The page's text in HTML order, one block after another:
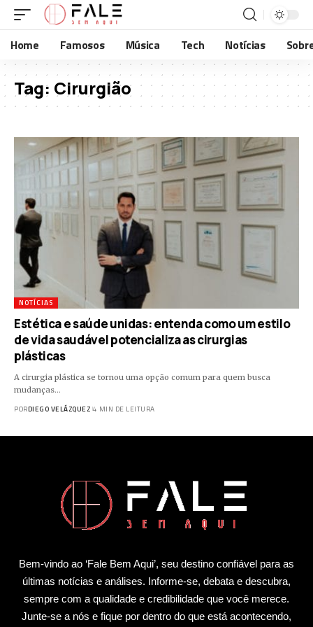
Home Famosos Música Tech Notícias
Tag: Cirurgião
NOTÍCIAS
Estética e saúde unidas: entenda como um estilo
de vida saudável potencializa as cirurgias
plásticas
A cirurgia plástica se tornou uma opção comum para quem busca
mudanças…
PORDIEGO VELÁZQUEZ 4 MIN DE LEITURA
Bem-vindo ao ‘Fale Bem Aqui’, seu destino confiável para as
últimas notícias e análises. Informe-se, debata e descubra,
sempre com a qualidade e credibilidade que você merece.
Junte-se a nós e fique por dentro do que está acontecendo,